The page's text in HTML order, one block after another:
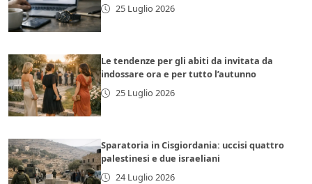
25 Luglio 2026
Le tendenze per gli abiti da invitata da
indossare ora e per tutto l’autunno
25 Luglio 2026
Sparatoria in Cisgiordania: uccisi quattro
palestinesi e due israeliani
24 Luglio 2026